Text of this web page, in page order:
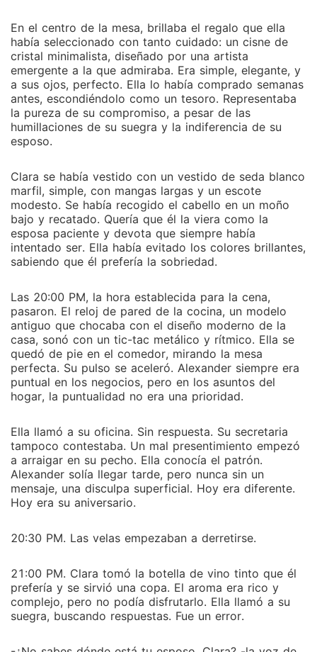
En el centro de la mesa, brillaba el regalo que ella
había seleccionado con tanto cuidado: un cisne de
cristal minimalista, diseñado por una artista
emergente a la que admiraba. Era simple, elegante, y
a sus ojos, perfecto. Ella lo había comprado semanas
antes, escondiéndolo como un tesoro. Representaba
la pureza de su compromiso, a pesar de las
humillaciones de su suegra y la indiferencia de su
esposo.
Clara se había vestido con un vestido de seda blanco
marfil, simple, con mangas largas y un escote
modesto. Se había recogido el cabello en un moño
bajo y recatado. Quería que él la viera como la
esposa paciente y devota que siempre había
intentado ser. Ella había evitado los colores brillantes,
sabiendo que él prefería la sobriedad.
Las 20:00 PM, la hora establecida para la cena,
pasaron. El reloj de pared de la cocina, un modelo
antiguo que chocaba con el diseño moderno de la
casa, sonó con un tic-tac metálico y rítmico. Ella se
quedó de pie en el comedor, mirando la mesa
perfecta. Su pulso se aceleró. Alexander siempre era
puntual en los negocios, pero en los asuntos del
hogar, la puntualidad no era una prioridad.
Ella llamó a su oficina. Sin respuesta. Su secretaria
tampoco contestaba. Un mal presentimiento empezó
a arraigar en su pecho. Ella conocía el patrón.
Alexander solía llegar tarde, pero nunca sin un
mensaje, una disculpa superficial. Hoy era diferente.
Hoy era su aniversario.
20:30 PM. Las velas empezaban a derretirse.
21:00 PM. Clara tomó la botella de vino tinto que él
prefería y se sirvió una copa. El aroma era rico y
complejo, pero no podía disfrutarlo. Ella llamó a su
suegra, buscando respuestas. Fue un error.